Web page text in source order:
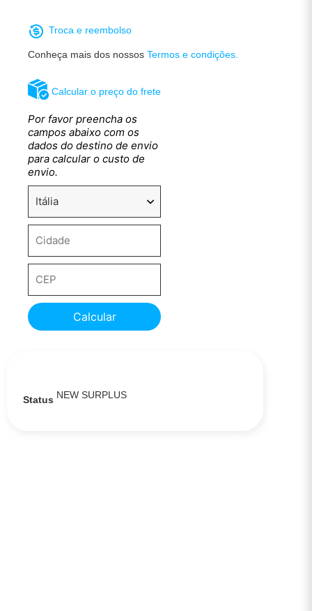
Calcular o preço do frete
Por favor preencha os
campos abaixo com os
dados do destino de envio
para calcular o custo de
envio.
Calcular
Troca e reembolso
Conheça mais dos nossos Termos e condições.
Status NEW SURPLUS